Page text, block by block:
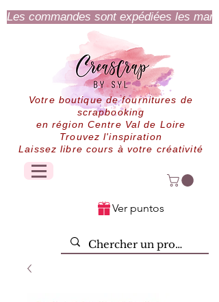
Les commandes sont expédiées les
Votre boutique de fournitures de
scrapbooking
en région Centre Val de Loire
Trouvez l'inspiration
Laissez libre cours à votre créativité
Ver puntos